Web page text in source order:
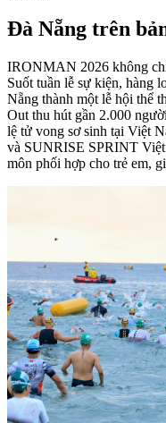
Đà Nẵng trên
IRONMAN 2026 không
Suốt tuần lễ sự kiện, hàng
Nẵng thành một lễ hội thể
Out thu hút gần 2.000
lệ tử vong sơ sinh tại Việt
và SUNRISE SPRINT
môn phối hợp cho trẻ em,